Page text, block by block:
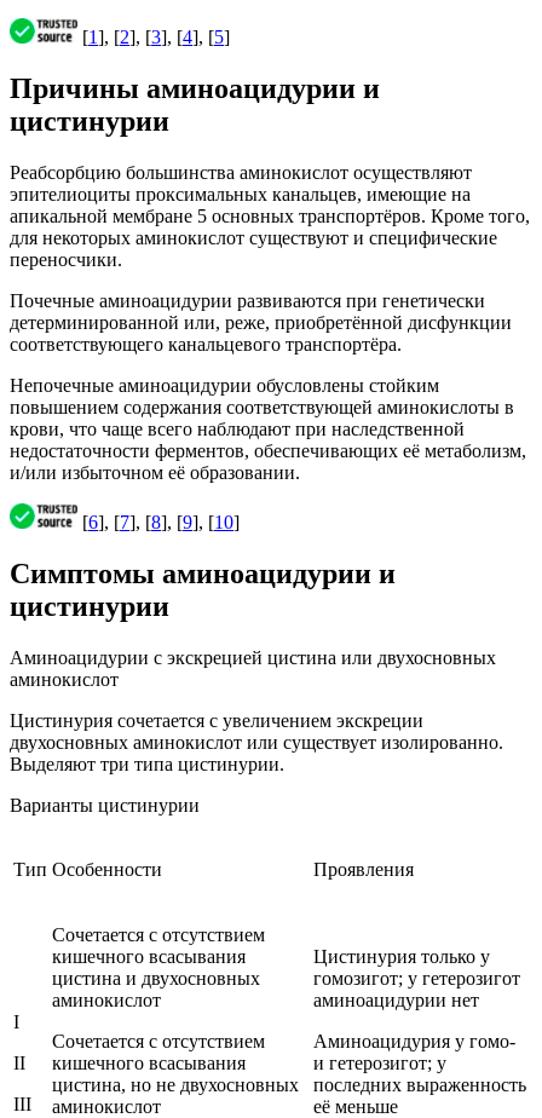
[1], [2], [3], [4], [5]
Причины аминоацидурии и
цистинурии
Реабсорбцию большинства аминокислот осуществляют
эпителиоциты проксимальных канальцев, имеющие на
апикальной мембране 5 основных транспортёров. Кроме того,
для некоторых аминокислот существуют и специфические
переносчики.
Почечные аминоацидурии развиваются при генетически
детерминированной или, реже, приобретённой дисфункции
соответствующего канальцевого транспортёра.
Непочечные аминоацидурии обусловлены стойким
повышением содержания соответствующей аминокислоты в
крови, что чаще всего наблюдают при наследственной
недостаточности ферментов, обеспечивающих её метаболизм,
и/или избыточном её образовании.
[6], [7], [8], [9], [10]
Симптомы аминоацидурии и
цистинурии
Аминоацидурии с экскрецией цистина или двухосновных
аминокислот
Цистинурия сочетается с увеличением экскреции
двухосновных аминокислот или существует изолированно.
Выделяют три типа цистинурии.
Варианты цистинурии
Тип Особенности Проявления
I
II
III
Сочетается с отсутствием
кишечного всасывания
цистина и двухосновных
аминокислот
Сочетается с отсутствием
кишечного всасывания
цистина, но не двухосновных
аминокислот
Цистинурия только у
гомозигот; у гетерозигот
аминоацидурии нет
Аминоацидурия у гомо-
и гетерозигот; у
последних выраженность
её меньше